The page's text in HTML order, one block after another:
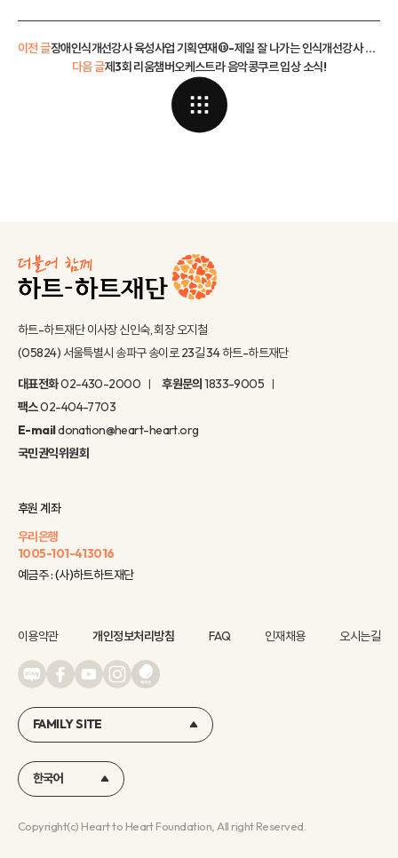
이전 글
장애인식개선강사 육성사업 기획연재⑬-제일 잘 나가는 인식개선강사 나야 나!
제3회 리움챔버오케스트라 음악콩쿠르 입상 소식!
다음 글
하트-하트재단 이사장 신인숙, 회장 오지철
(05824) 서울특별시 송파구 송이로 23길 34 하트-하트재단
대표전화02-430-2000 후원문의1833-9005
팩스02-404-7703
E-maildonation@heart-heart.org
국민권익위원회
후원 계좌
우리은행
1005-101-413016
예금주 : (사)하트하트재단
Copyright(c) Heart to Heart Foundation, All right Reserved.
이용약관 개인정보처리방침 FAQ 인재채용 오시는길
FAMILY SITE
한국어